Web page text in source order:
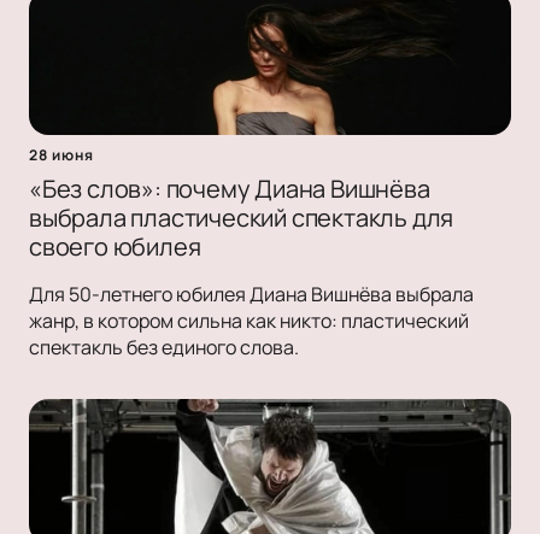
28 июня
«Без слов»: почему Диана Вишнёва
выбрала пластический спектакль для
своего юбилея
Для 50-летнего юбилея Диана Вишнёва выбрала
жанр, в котором сильна как никто: пластический
спектакль без единого слова.